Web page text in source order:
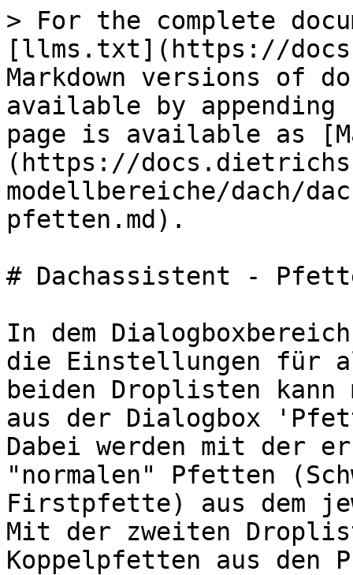
> For the complete
[llms.txt](https://
Markdown versions of
available by
page is available as
(https://
modellbereiche/dach/
pfetten.md).
# Dachassistent -
In dem
die Einstellungen für
beiden Droplisten
aus der Dialogbox
Dabei werden mit der
"normalen" Pfetten
Firstpfette) aus dem
Mit der zweiten
Koppelpfetten aus den